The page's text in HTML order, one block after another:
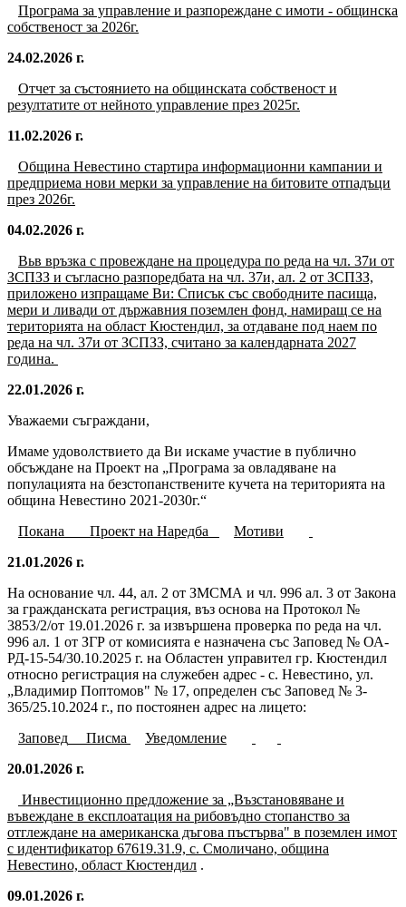
Програма за управление и разпореждане с имоти - общинска
собственост за 2026г.
24.02.2026 г.
Отчет за състоянието на общинската собственост и
резултатите от нейното управление през 2025г.
11.02.2026 г.
Община Невестино стартира информационни кампании и
предприема нови мерки за управление на битовите отпадъци
през 2026г.
04.02.2026 г.
Вьв връзка с провеждане на процедура по реда на чл. 37и от
ЗСПЗЗ и съгласно разпоредбата на чл. 37и, ал. 2 от ЗСПЗЗ,
приложено изпращаме Ви: Списък със свободните пасища,
мери и ливади от държавния поземлен фонд, намиращ се на
територията на област Кюстендил, за отдаване под наем по
реда на чл. 37и от ЗСПЗЗ, считано за календарната 2027
година.
22.01.2026 г.
Уважаеми съграждани,
Имаме удоволствието да Ви искаме участие в публично
обсъждане на Проект на „Програма за овладяване на
популацията на безстопанствените кучета на територията на
община Невестино 2021-2030г.“
Покана
Проект на Наредба
Мотиви
21.01.2026 г.
На основание чл. 44, ал. 2 от ЗМСМА и чл. 996 ал. 3 от Закона
за гражданската регистрация, въз основа на Протокол №
3853/2/от 19.01.2026 г. за извършена проверка по реда на чл.
996 ал. 1 от ЗГР от комисията е назначена със Заповед № ОА-
РД-15-54/30.10.2025 г. на Областен управител гр. Кюстендил
относно регистрация на служебен адрес - с. Невестино, ул.
„Владимир Поптомов" № 17, определен със Заповед № 3-
365/25.10.2024 г., по постоянен адрес на лицето:
Заповед
Писма
Уведомление
20.01.2026 г.
Инвестиционно предложение за „Възстановяване и
въвеждане в експлоатация на рибовъдно стопанство за
отглеждане на американска дъгова пъстърва" в поземлен имот
с идентификатор 67619.31.9, с. Смоличано, община
Невестино, област Кюстендил .
09.01.2026 г.